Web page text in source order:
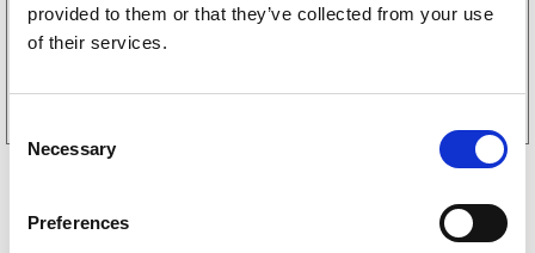
provided to them or that they’ve collected from your use
of their services.
Necessary
Preferences